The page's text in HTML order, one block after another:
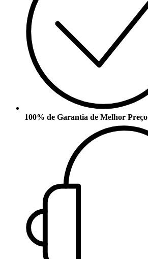
100% de Garantia de Melhor Preço